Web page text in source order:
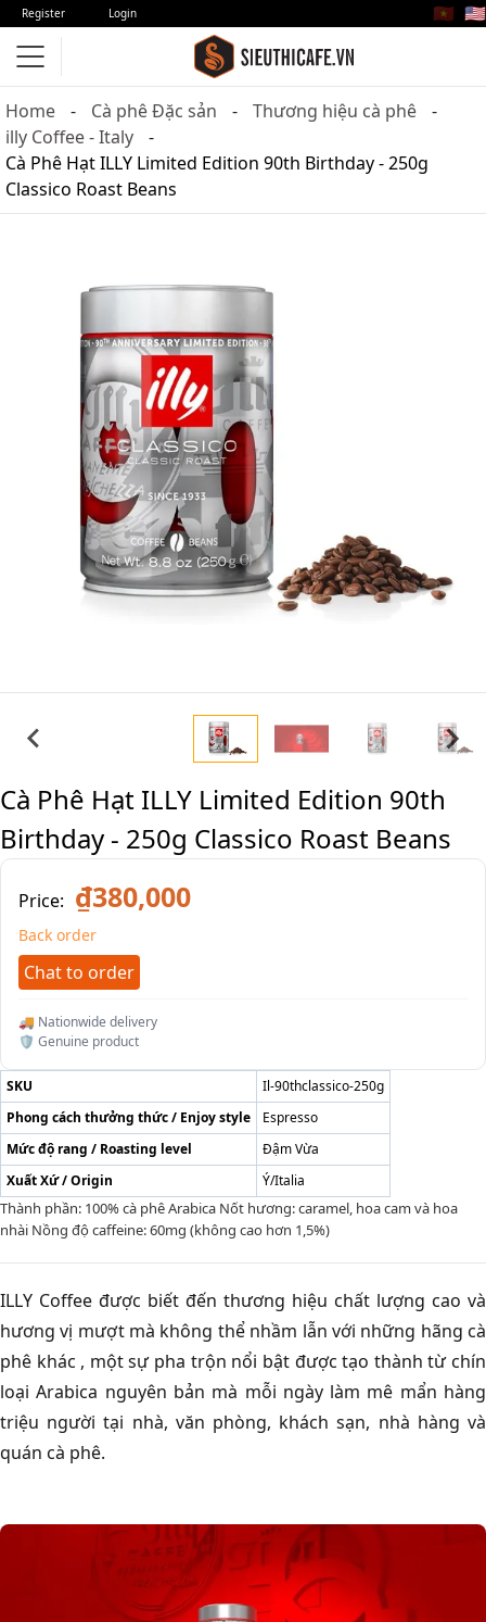
Register Login 🇻🇳 🇺🇸
Home Cà phê Đặc sản
Thương hiệu cà phê
illy Coffee - Italy
Cà Phê Hạt ILLY Limited Edition 90th Birthday - 250g
Classico Roast Beans
Cà Phê Hạt ILLY Limited Edition 90th
Birthday - 250g Classico Roast Beans
Price: ₫380,000
Back order
Chat to order
🚚 Nationwide delivery
🛡️ Genuine product
SKU
Il-90thclassico-250g
Phong cách thưởng thức / Enjoy style
Espresso
Mức độ rang / Roasting level
Đậm Vừa
Xuất Xứ / Origin
Ý/Italia
Thành phần: 100% cà phê Arabica Nốt hương: caramel, hoa cam và hoa
nhài Nồng độ caffeine: 60mg (không cao hơn 1,5%)
ILLY Coffee được biết đến thương hiệu chất lượng cao và
hương vị mượt mà không thể nhầm lẫn với những hãng cà
phê khác , một sự pha trộn nổi bật được tạo thành từ chín
loại Arabica nguyên bản mà mỗi ngày làm mê mẩn hàng
triệu người tại nhà, văn phòng, khách sạn, nhà hàng và
quán cà phê.